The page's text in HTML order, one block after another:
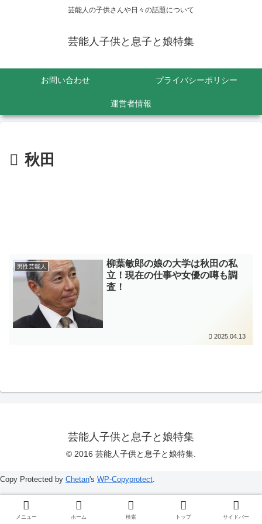
芸能人の子供さんや日々の話題について
芸能人子供と息子と娘特集
お問い合わせ プライバシーポリシー
運営者情報
秋田
男性芸能人
柳葉敏郎の娘の大学は秋田の私
立！現在の仕事や女優の噂も調
査！
2025.04.13
芸能人子供と息子と娘特集
© 2016 芸能人子供と息子と娘特集.
メニュー ホーム 検索 トップ サイドバー
Copy Protected by Chetan's WP-Copyprotect